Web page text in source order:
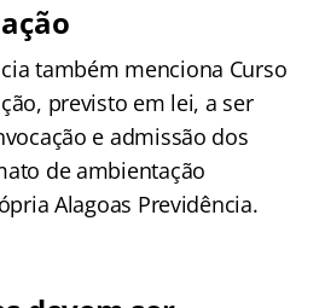
também menciona Curso
previsto em lei, a ser
e admissão dos
de ambientação
Alagoas Previdência.